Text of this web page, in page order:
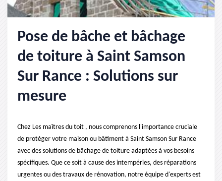
Pose de bâche et bâchage
de toiture à Saint Samson
Sur Rance : Solutions sur
mesure
Chez Les maîtres du toit , nous comprenons l'importance cruciale
de protéger votre maison ou bâtiment à Saint Samson Sur Rance
avec des solutions de bâchage de toiture adaptées à vos besoins
spécifiques. Que ce soit à cause des intempéries, des réparations
urgentes ou des travaux de rénovation, notre équipe d'experts est